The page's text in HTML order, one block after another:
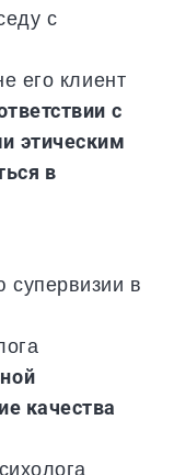
с
его клиент
с
этическим
в
супервизии в
качества